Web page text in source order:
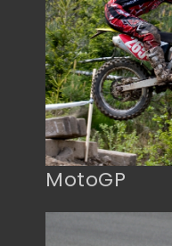
MotoGP